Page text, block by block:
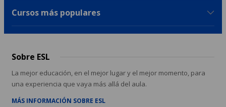
Cursos más populares
Sobre ESL
La mejor educación, en el mejor lugar y el mejor momento, para
una experiencia que vaya más allá del aula.
MÁS INFORMACIÓN SOBRE ESL